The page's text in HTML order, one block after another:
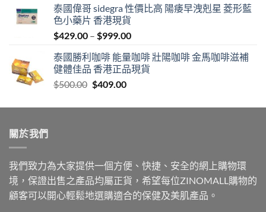
$359.00
$699.00
泰國偉哥 sidegra 性價比高 陽痿早洩剋星 菱形藍
色小藥片 香港現貨
$429.00 – $999.00Price
$429.00
through
泰國勝利咖啡 能量咖啡 壯陽咖啡 金馬咖啡滋補
健體佳品 香港正品現貨
$500.00 Original
was:
$409.00Current
is:
關於我們
我們致力為大家提供一個方便、快捷、安全的網上購物環
境，保證出售之產品均屬正貨，希望每位ZINOMALL購物的
顧客可以開心輕鬆地選購適合的保健及美肌產品。